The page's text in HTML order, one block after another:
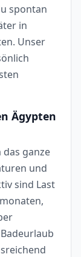
spontan
in
Unser
Ägypten
ganze
und
sind Last